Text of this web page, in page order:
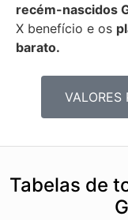
recém-nascidos
X benefício e os
barato.
VALORES
Tabelas de